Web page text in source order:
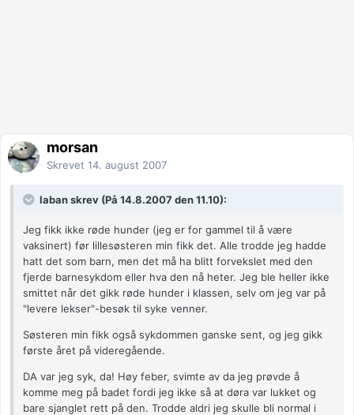
morsan
Skrevet 14. august 2007
laban skrev (På 14.8.2007 den 11.10):
Jeg fikk ikke røde hunder (jeg er for gammel til å være
vaksinert) før lillesøsteren min fikk det. Alle trodde jeg hadde
hatt det som barn, men det må ha blitt forvekslet med den
fjerde barnesykdom eller hva den nå heter. Jeg ble heller ikke
smittet når det gikk røde hunder i klassen, selv om jeg var på
"levere lekser"-besøk til syke venner.
Søsteren min fikk også sykdommen ganske sent, og jeg gikk
første året på videregående.
DA var jeg syk, da! Høy feber, svimte av da jeg prøvde å
komme meg på badet fordi jeg ikke så at døra var lukket og
bare sjanglet rett på den. Trodde aldri jeg skulle bli normal i